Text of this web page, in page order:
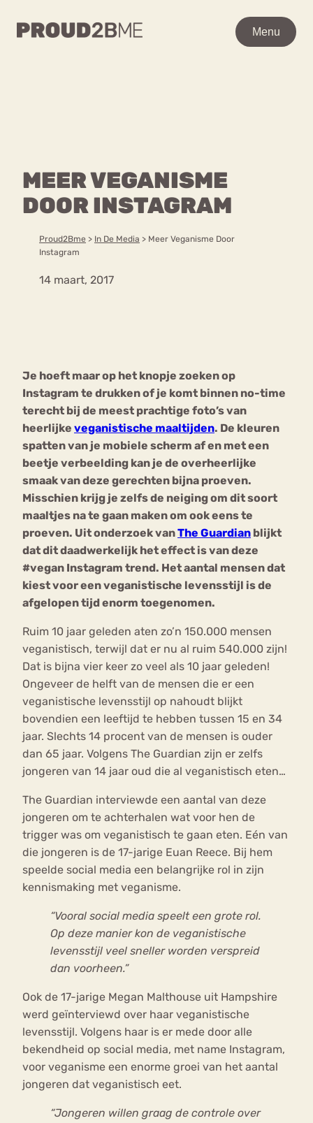
Menu
MEER VEGANISME
DOOR INSTAGRAM
Proud2Bme > In De Media > Meer Veganisme Door
Instagram
14 maart, 2017
Je hoeft maar op het knopje zoeken op
Instagram te drukken of je komt binnen no-time
terecht bij de meest prachtige foto’s van
heerlijke veganistische maaltijden. De kleuren
spatten van je mobiele scherm af en met een
beetje verbeelding kan je de overheerlijke
smaak van deze gerechten bijna proeven.
Misschien krijg je zelfs de neiging om dit soort
maaltjes na te gaan maken om ook eens te
proeven. Uit onderzoek vanThe Guardian blijkt
dat dit daadwerkelijk het effect is van deze
#vegan Instagram trend. Het aantal mensen dat
kiest voor een veganistische levensstijl is de
afgelopen tijd enorm toegenomen.
Ruim 10 jaar geleden aten zo’n 150.000 mensen
veganistisch, terwijl dat er nu al ruim 540.000 zijn!
Dat is bijna vier keer zo veel als 10 jaar geleden!
Ongeveer de helft van de mensen die er een
veganistische levensstijl op nahoudt blijkt
bovendien een leeftijd te hebben tussen 15 en 34
jaar. Slechts 14 procent van de mensen is ouder
dan 65 jaar. Volgens The Guardian zijn er zelfs
jongeren van 14 jaar oud die al veganistisch eten…
The Guardian interviewde een aantal van deze
jongeren om te achterhalen wat voor hen de
trigger was om veganistisch te gaan eten. Eén van
die jongeren is de 17-jarige Euan Reece. Bij hem
speelde social media een belangrijke rol in zijn
kennismaking met veganisme.
“Vooral social media speelt een grote rol.
Op deze manier kon de veganistische
levensstijl veel sneller worden verspreid
dan voorheen.”
Ook de 17-jarige Megan Malthouse uit Hampshire
werd geïnterviewd over haar veganistische
levensstijl. Volgens haar is er mede door alle
bekendheid op social media, met name Instagram,
voor veganisme een enorme groei van het aantal
jongeren dat veganistisch eet.
“Jongeren willen graag de controle over
Menu
Content
Over ons
Forum
WAAR BEN JE NAAR OP
Over proud2bme
Contact
Vacatures
Privacyverklaring
mia
Nerv
osa
Eetstoornis Anorexia Nervosa
Eetbuien Piekeren Sport
Trauma
Orthorexia
Afvallen Angst